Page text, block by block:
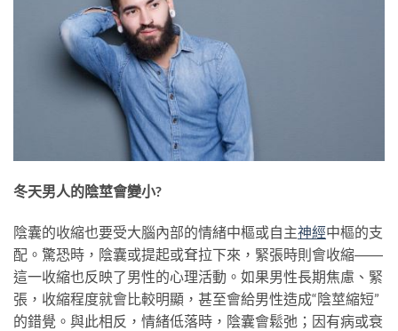
冬天男人的陰莖會變小?
陰囊的收縮也要受大腦內部的情緒中樞或自主神經中樞的支
配。驚恐時，陰囊或提起或耷拉下來，緊張時則會收縮――
這一收縮也反映了男性的心理活動。如果男性長期焦慮、緊
張，收縮程度就會比較明顯，甚至會給男性造成“陰莖縮短”
的錯覺。與此相反，情緒低落時，陰囊會鬆弛；因有病或衰